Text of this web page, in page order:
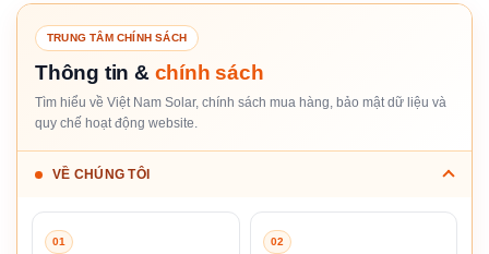
TRUNG TÂM CHÍNH SÁCH
Thông tin & chính sách
Tìm hiểu về Việt Nam Solar, chính sách mua hàng, bảo mật dữ liệu và
quy chế hoạt động website.
VỀ CHÚNG TÔI
01 02